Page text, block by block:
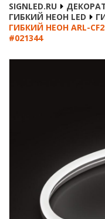
ОПЛАТА И ДОСТАВКА
SIGNLED.RU
ГИБКИЙ НЕОН LED
ГИБКИЙ НЕОН ARL-
#021344